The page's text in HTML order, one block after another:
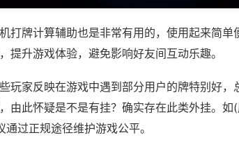
打牌计算辅助也是非常有用的，使用起来简单
提升游戏体验，避免影响好友间互动乐趣。
玩家反映在游戏中遇到部分用户的牌特别好，
由此怀疑是不是有挂？确实存在此类外挂。如
过正规途径维护游戏公平。